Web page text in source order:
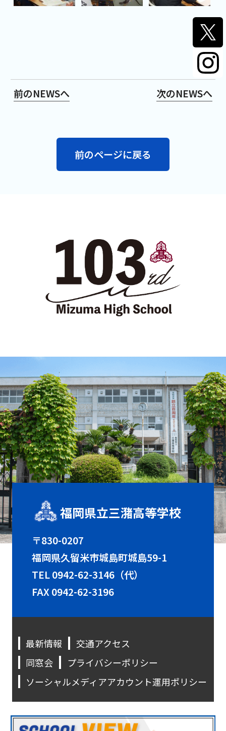
前のNEWSへ 次のNEWSへ
前のページに戻る
福岡県立三潴高等学校
〒830-0207
福岡県久留米市城島町城島59-1
TEL0942-62-3146（代）
FAX 0942-62-3196
最新情報
交通アクセス
同窓会
プライバシーポリシー
ソーシャルメディアアカウント運用ポリシー